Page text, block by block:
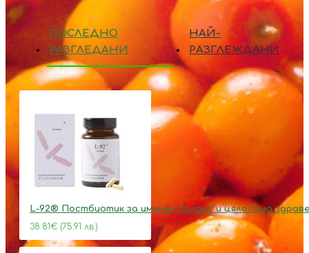
ПОСЛЕДНО
РАЗГЛЕДАНИ
НАЙ-
РАЗГЛЕЖДАНИ
L-92® Постбиотик за имунен баланс и цялостно
38.81€ (75.91 лв.)